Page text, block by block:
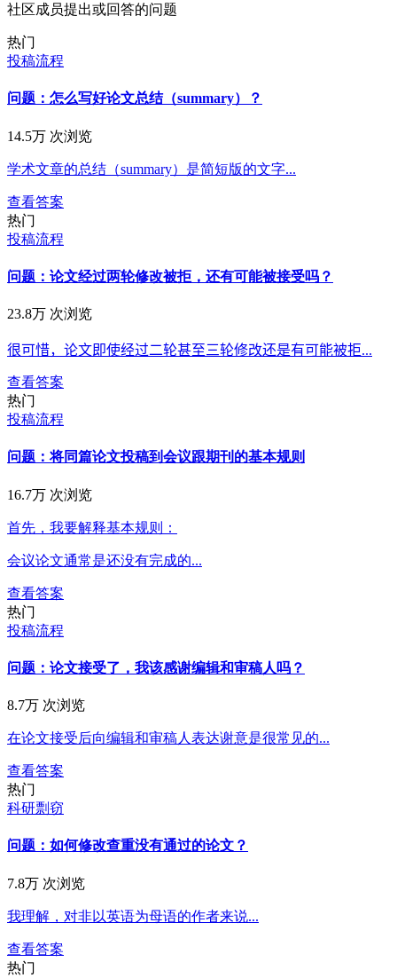
社区成员提出或回答的问题
热门
投稿流程
问题：怎么写好论文总结（summary）？
14.5万 次浏览
学术文章的总结（summary）是简短版的文字...
查看答案
热门
投稿流程
问题：论文经过两轮修改被拒，还有可能被接受吗？
23.8万 次浏览
很可惜，论文即使经过二轮甚至三轮修改还是有可能被拒...
查看答案
热门
投稿流程
问题：将同篇论文投稿到会议跟期刊的基本规则
16.7万 次浏览
首先，我要解释基本规则：
会议论文通常是还没有完成的...
查看答案
热门
投稿流程
问题：论文接受了，我该感谢编辑和审稿人吗？
8.7万 次浏览
在论文接受后向编辑和审稿人表达谢意是很常见的...
查看答案
热门
科研剽窃
问题：如何修改查重没有通过的论文？
7.8万 次浏览
我理解，对非以英语为母语的作者来说...
查看答案
热门